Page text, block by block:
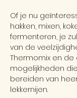
Of je nu
hakken, mixen,
fermenteren, je
van de
Thermomix en de
mogelijkheden
bereiden van
lekkernijen.